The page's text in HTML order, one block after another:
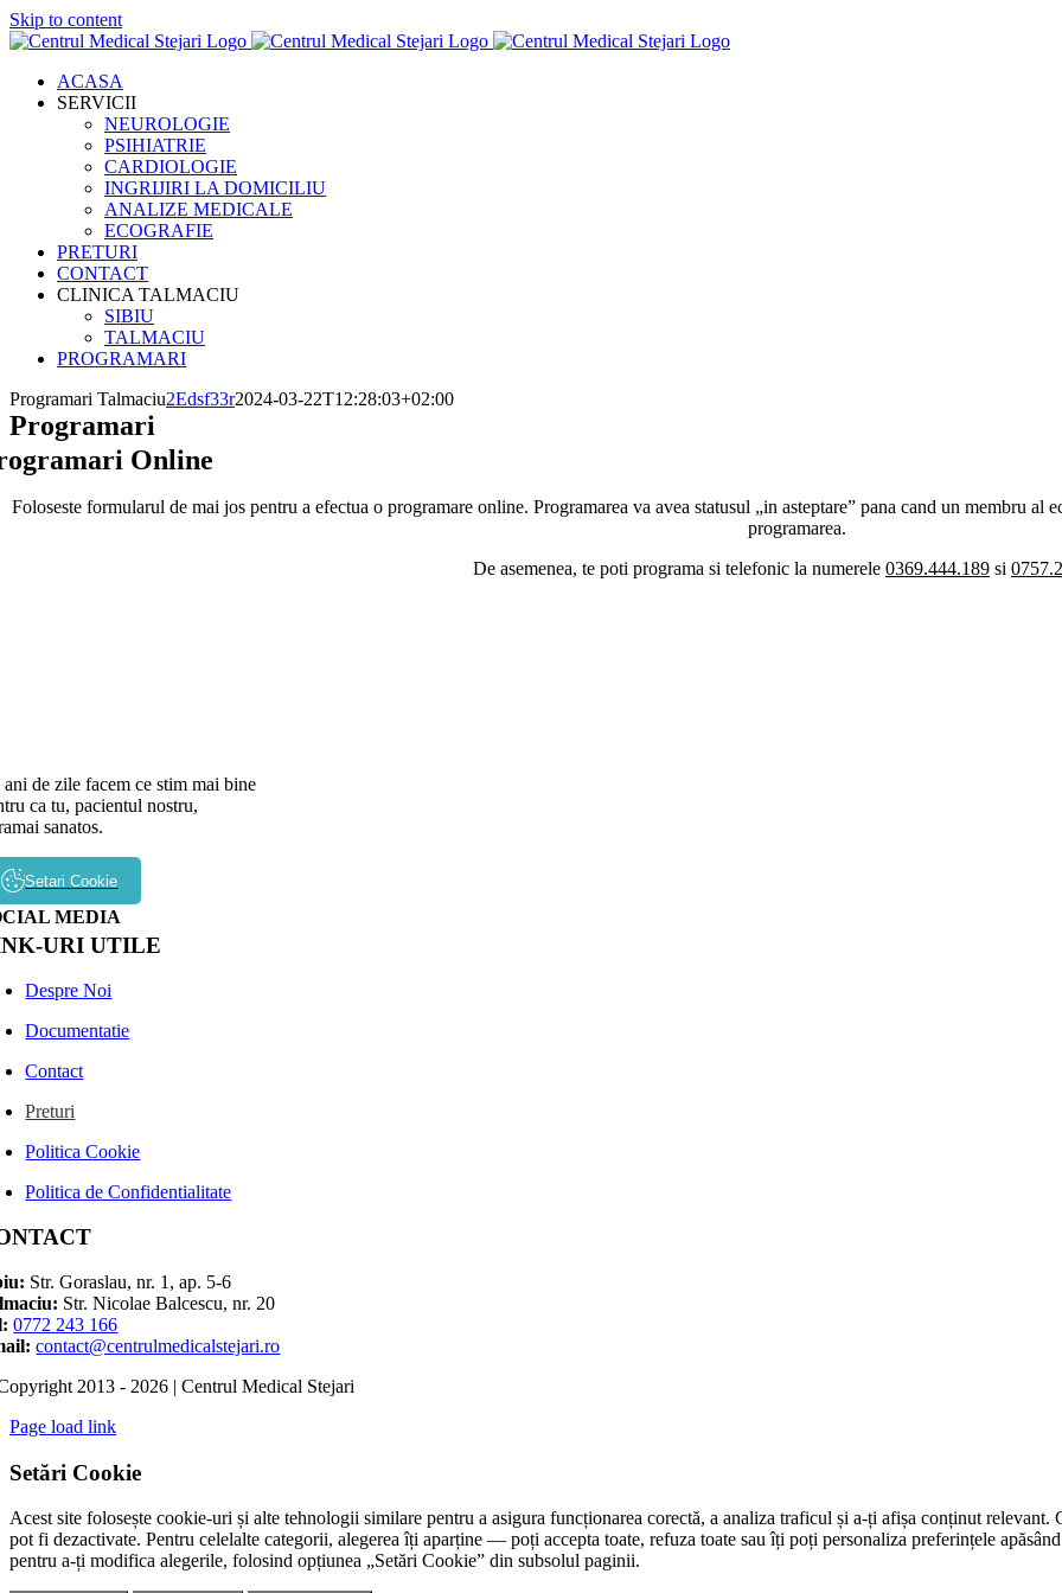
Skip to content
ACASA
SERVICII
NEUROLOGIE
PSIHIATRIE
CARDIOLOGIE
INGRIJIRI LA DOMICILIU
ANALIZE MEDICALE
ECOGRAFIE
PRETURI
CONTACT
CLINICA TALMACIU
SIBIU
TALMACIU
PROGRAMARI
Programari Talmaciu2Edsf33r2024-03-22T12:28:03+02:00
Programari
Online
Foloseste formularul de mai jos pentru a efectua o programare online. Programarea va avea statusul „in asteptare” pana cand un membru
programarea.
De asemenea, te poti programa si telefonic la numerele 0369.444.189 si
ani de zile facem ce stim mai bine
ca tu, pacientul nostru,
sanatos.
Setari Cookie
MEDIA
URI UTILE
Despre Noi
Documentatie
Contact
Preturi
Politica Cookie
Politica de Confidentialitate
Str. Goraslau, nr. 1, ap. 5-6
Str. Nicolae Balcescu, nr. 20
0772 243 166
contact@centrulmedicalstejari.ro
2013 - 2026 | Centrul Medical Stejari
Page load link
Setări Cookie
Acest site folosește cookie-uri și alte tehnologii similare pentru a asigura funcționarea corectă, a analiza traficul și a-ți afișa conținut
pot fi dezactivate. Pentru celelalte categorii, alegerea îți aparține — poți accepta toate, refuza toate sau îți poți personaliza preferințele
pentru a-ți modifica alegerile, folosind opțiunea „Setări Cookie” din subsolul paginii.